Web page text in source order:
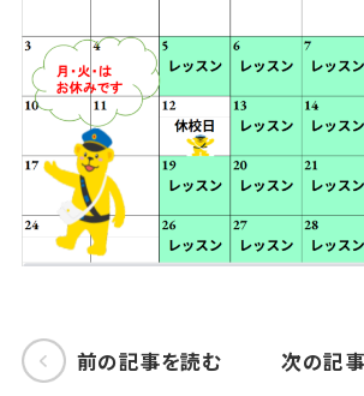
前の記事を読む 次の記